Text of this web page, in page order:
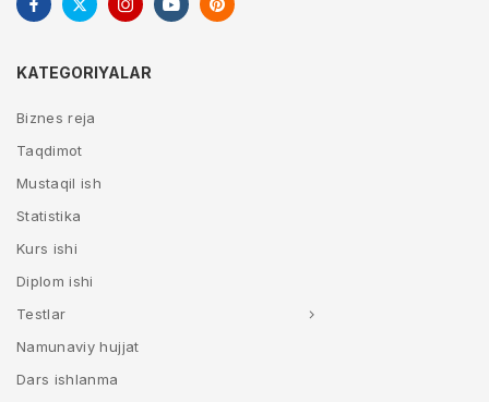
KATEGORIYALAR
Biznes reja
Taqdimot
Mustaqil ish
Statistika
Kurs ishi
Diplom ishi
Testlar
Namunaviy hujjat
Dars ishlanma